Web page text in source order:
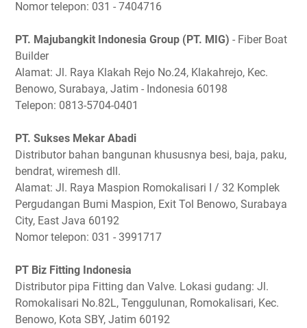
Nomor telepon: 031 - 7404716
PT. Majubangkit Indonesia Group (PT. MIG) - Fiber Boat
Builder
Alamat: Jl. Raya Klakah Rejo No.24, Klakahrejo, Kec.
Benowo, Surabaya, Jatim - Indonesia 60198
Telepon: 0813-5704-0401
PT. Sukses Mekar Abadi
Distributor bahan bangunan khususnya besi, baja, paku,
bendrat, wiremesh dll.
Alamat: Jl. Raya Maspion Romokalisari I / 32 Komplek
Pergudangan Bumi Maspion, Exit Tol Benowo, Surabaya
City, East Java 60192
Nomor telepon: 031 - 3991717
PT Biz Fitting Indonesia
Distributor pipa Fitting dan Valve. Lokasi gudang: Jl.
Romokalisari No.82L, Tenggulunan, Romokalisari, Kec.
Benowo, Kota SBY, Jatim 60192